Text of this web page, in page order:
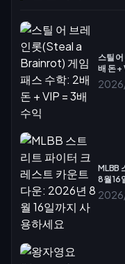
스틸
배 돈 +
MLBB
8월 16